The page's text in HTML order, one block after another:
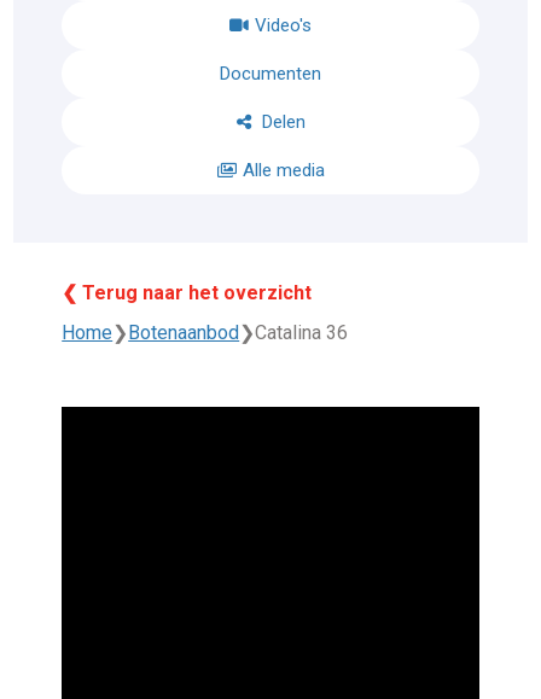
Video's
Documenten
Delen
Alle media
❮ Terug naar het overzicht
Home❯Botenaanbod❯Catalina 36